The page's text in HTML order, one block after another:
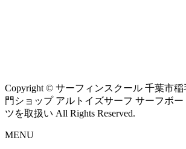
Copyright © サーフィンスクール 千葉市
門ショップ アルトイズサーフ サーフボ
ツを取扱い All Rights Reserved.
MENU